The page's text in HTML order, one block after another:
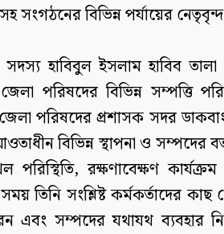
বিভিন্ন পর্যায়ের
হাবিবুল ইসলাম হাবিব
পরিষদের বিভিন্ন সম্পত্তি
পরিষদের প্রশাসক সদর
বিভিন্ন স্থাপনা ও সম্পদের
রক্ষণাবেক্ষণ
তিনি সংশ্লিষ্ট কর্মকর্তাদের কাছ
এবং সম্পদের যথাযথ ব্যবহার